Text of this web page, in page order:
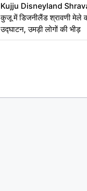
Kujju Disneyland
कुजू में डिजनीलैंड श्रावणी मेले
उद्घाटन, उमड़ी लोगों की भीड़